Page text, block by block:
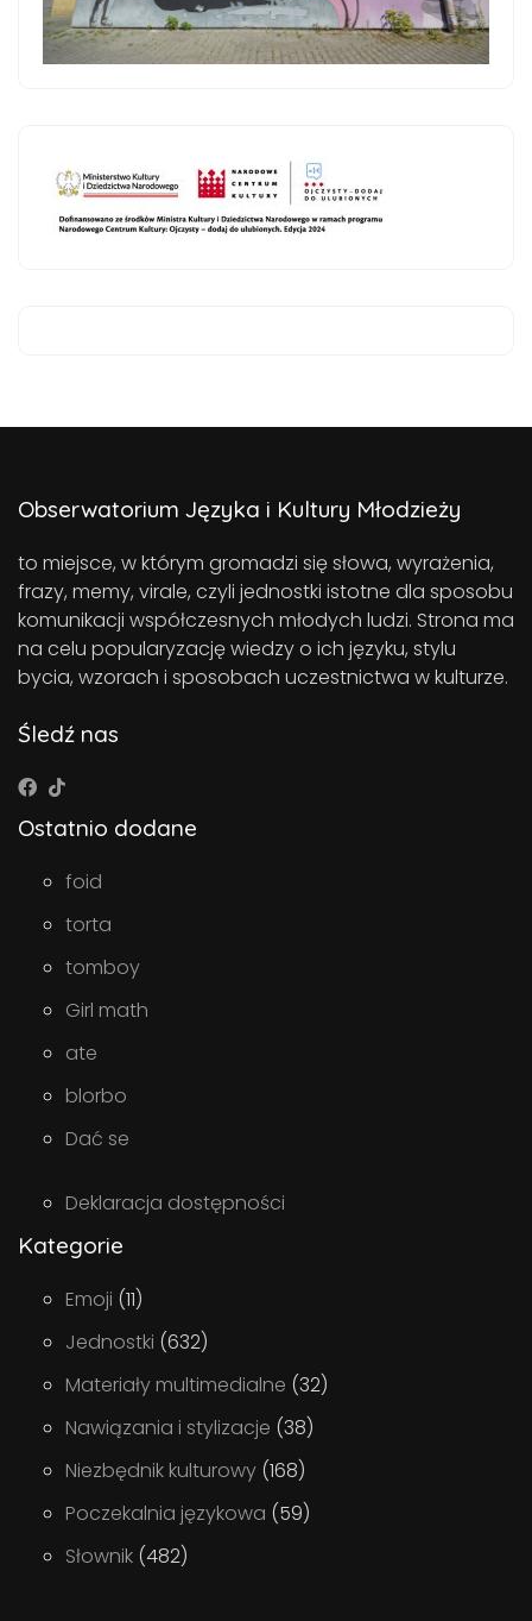
Obserwatorium Języka i Kultury Młodzieży
to miejsce, w którym gromadzi się słowa, wyrażenia,
frazy, memy, virale, czyli jednostki istotne dla sposobu
komunikacji współczesnych młodych ludzi. Strona ma
na celu popularyzację wiedzy o ich języku, stylu
bycia, wzorach i sposobach uczestnictwa w kulturze.
Śledź nas
Ostatnio dodane
foid
torta
tomboy
Girl math
ate
blorbo
Dać se
Deklaracja dostępności
Kategorie
Emoji (11)
Jednostki (632)
Materiały multimedialne (32)
Nawiązania i stylizacje (38)
Niezbędnik kulturowy (168)
Poczekalnia językowa (59)
Słownik (482)